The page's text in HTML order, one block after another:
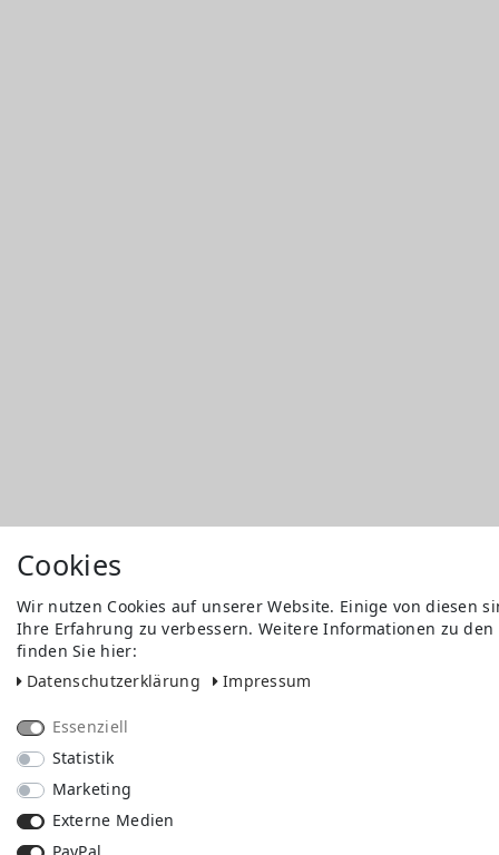
Cookies
Wir nutzen Cookies auf unserer Website. Einige von diesen
Ihre Erfahrung zu verbessern. Weitere Informationen zu
finden Sie hier:
Daten­schutz­erklärung
Impressum
Essenziell
Statistik
Marketing
Externe Medien